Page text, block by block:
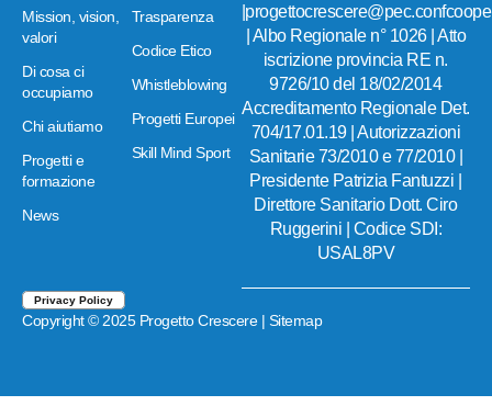
Mission, vision,
valori
Di cosa ci
occupiamo
Chi aiutiamo
Progetti e
formazione
News
Trasparenza
Codice Etico
Whistleblowing
Progetti Europei
Skill Mind Sport
| Albo Regionale n° 1026 | Atto
iscrizione provincia RE n.
9726/10 del 18/02/2014
Accreditamento Regionale Det.
704/17.01.19 | Autorizzazioni
Sanitarie 73/2010 e 77/2010 |
Presidente Patrizia Fantuzzi |
Direttore Sanitario Dott. Ciro
Ruggerini | Codice SDI:
USAL8PV
Privacy Policy
Copyright © 2025 Progetto Crescere | Sitemap